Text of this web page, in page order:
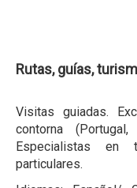
Rutas, guías,
Visitas guiadas.
contorna
Especialistas en
particulares.